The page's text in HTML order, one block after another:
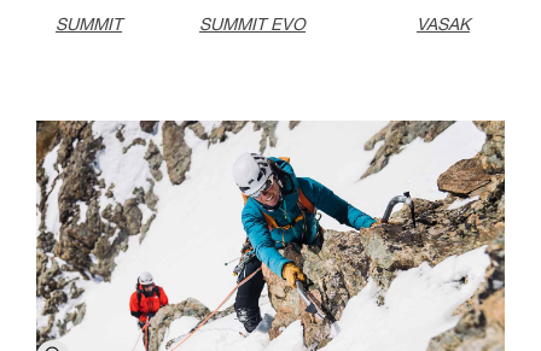
SUMMIT SUMMIT EVO VASAK